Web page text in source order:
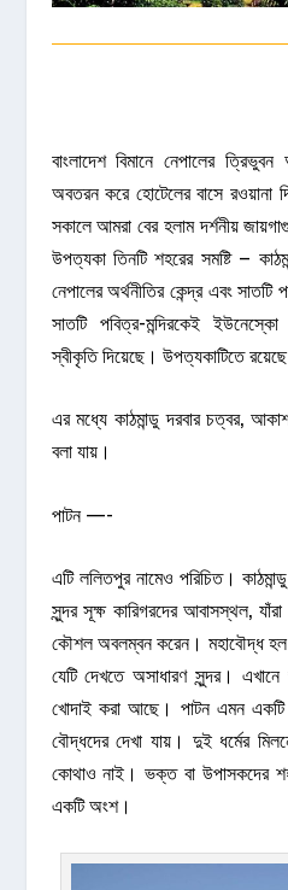
বাংলাদেশ বিমানেনেপালেরত্রিভুবন
অবতরন করে হোটেলের বাসে রওয়ানা
সকালে আমরা বের হলাম দর্শনীয়
উপত্যকা তিনটি শহরের সমষ্টি –
নেপালের অর্থনীতির কেন্দ্র এবং
সাতটি পবিত্র-মন্দিরকেই ইউনেস্কো
স্বীকৃতি দিয়েছে। উপত্যকাটিতে
এর মধ্যে কাঠমান্ডু দরবার চত্বর,
বলা যায়।
পাটন —-
এটি ললিতপুর নামেও পরিচিত। কাঠমান্ডু
সুন্দর সূক্ষ কারিগরদের আবাসস্থল,
কৌশল অবলম্বন করেন। মহাবৌদ্ধ হল
যেটি দেখতে অসাধারণ সুন্দর।
খোদাই করা আছে। পাটন এমন একটি
বৌদ্ধদের দেখা যায়। দুই ধর্মের
কোথাও নাই। ভক্ত বা উপাসকদের
একটি অংশ।